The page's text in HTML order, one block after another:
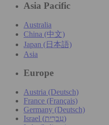
Asia Pacific
Australia
China (中文)
Japan (日本語)
Asia
Europe
Austria (Deutsch)
France (Français)
Germany (Deutsch)
Israel (עִברִית)